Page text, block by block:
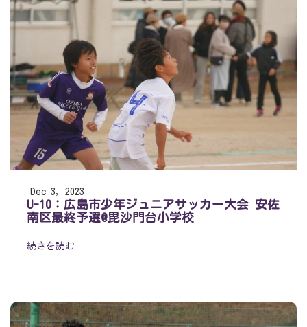
Dec 3, 2023
U-10：広島市少年ジュニアサッカー大会 安佐
南区最終予選@毘沙門台小学校
続きを読む